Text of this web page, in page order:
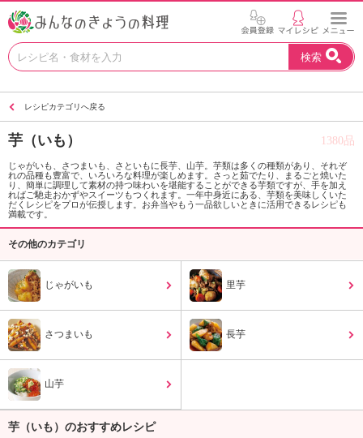
お
い
を
見
つ
け
よ
。
K
エ
ケ
検索
レシピカテゴリへ戻る
芋（いも） 1380品
じゃがいも、さつまいも、さといもに長芋、山芋。芋類は多くの種類があり、それぞ
れの品種も豊富で、いろいろな料理が楽しめます。さっと茹でたり、まるごと焼いた
り、簡単に調理して素材の持つ味わいを堪能することができる芋類ですが、手を加え
ればご馳走おかずやスイーツもつくれます。一年中身近にある、芋類を美味しくいた
だくレシピをプロが伝授します。お弁当やもう一品欲しいときに活用できるレシピも
満載です。
その他のカテゴリ
じゃがいも 里芋
さつまいも 長芋
山芋
芋（いも）のおすすめレシピ